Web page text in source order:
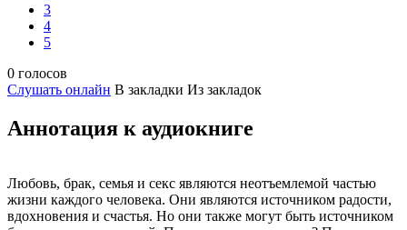
3
4
5
0 голосов
Слушать онлайн В закладки Из закладок
Аннотация к аудиокниге
Любовь, брак, семья и секс являются неотъемлемой частью
жизни каждого человека. Они являются источником радости,
вдохновения и счастья. Но они также могут быть источником